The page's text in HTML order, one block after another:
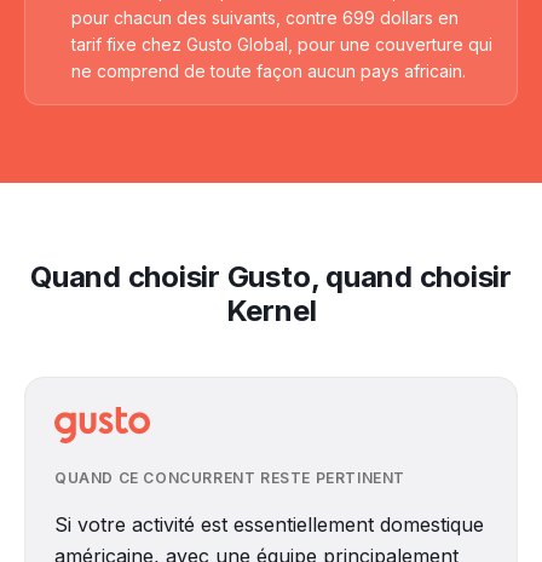
pour chacun des suivants, contre 699 dollars en
tarif fixe chez Gusto Global, pour une couverture qui
ne comprend de toute façon aucun pays africain.
Quand choisir Gusto, quand choisir
Kernel
QUAND CE CONCURRENT RESTE PERTINENT
Si votre activité est essentiellement domestique
américaine, avec une équipe principalement